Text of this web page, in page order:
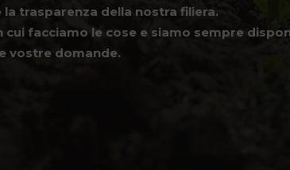
trasparenza della nostra filiera.
cui facciamo le cose e siamo sempre
vostre domande.